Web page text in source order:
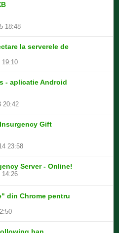
18:48
la serverele de
19:10
- aplicatie Android
20:42
Gift
23:58
Server - Online!
14:26
din Chrome pentru